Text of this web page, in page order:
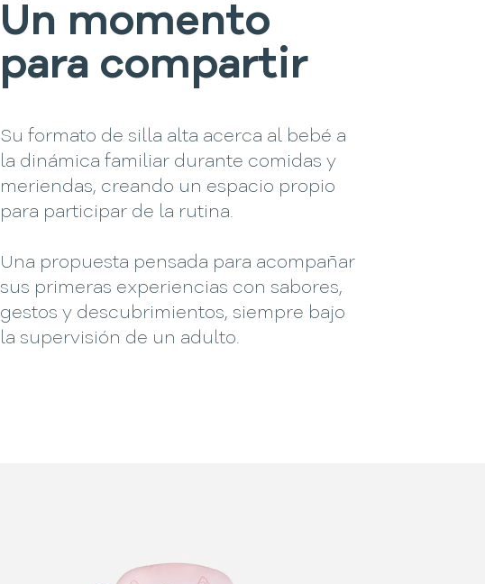
Un momento
para compartir
Su formato de silla alta acerca al bebé a
la dinámica familiar durante comidas y
meriendas, creando un espacio propio
para participar de la rutina.
Una propuesta pensada para acompañar
sus primeras experiencias con sabores,
gestos y descubrimientos, siempre bajo
la supervisión de un adulto.